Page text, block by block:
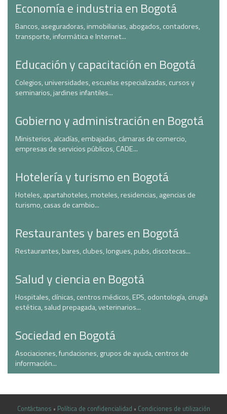
Economía e industria en Bogotá
Bancos, aseguradoras, inmobiliarias, abogados, contadores,
transporte, informática e Internet...
Educación y capacitación en Bogotá
Colegios, universidades, escuelas especializadas, cursos y
seminarios, jardines infantiles...
Gobierno y administración en Bogotá
Ministerios, alcadías, embajadas, cámaras de comercio,
empresas de servicios públicos, CADE...
Hotelería y turismo en Bogotá
Hoteles, apartahoteles, moteles, residencias, agencias de
turismo, casas de cambio...
Restaurantes y bares en Bogotá
Restaurantes, bares, clubes, longues, pubs, discotecas...
Salud y ciencia en Bogotá
Hospitales, clínicas, centros médicos, EPS, odontología, cirugía
estética, salud prepagada, veterinarios...
Sociedad en Bogotá
Asociaciones, fundaciones, grupos de ayuda, centros de
información...
Contáctanos • Política de confidencialidad • Condiciones de utilización